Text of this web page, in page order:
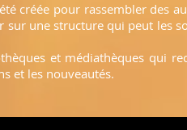
créée pour rassembler des
sur une structure qui peut les
et médiathèques qui
et les nouveautés.